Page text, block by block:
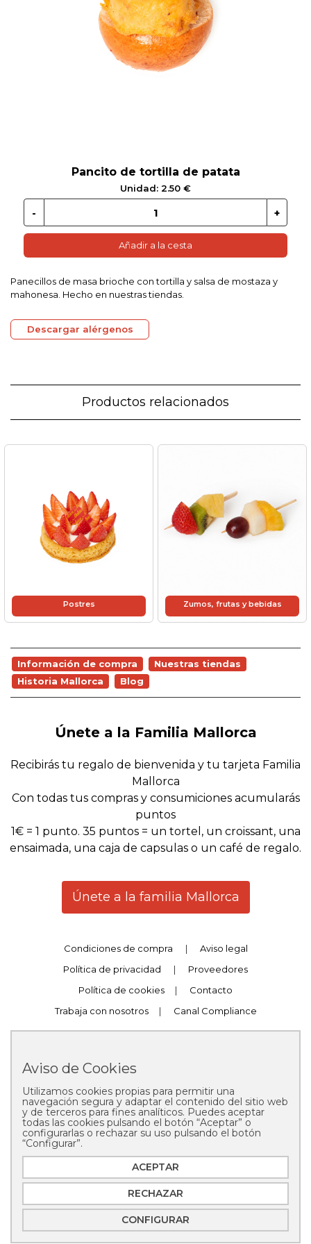
Pancito de tortilla de patata
Unidad: 2.50 €
Añadir a la cesta
Panecillos de masa brioche con tortilla y salsa de mostaza y
mahonesa. Hecho en nuestras tiendas.
Descargar alérgenos
Productos relacionados
Postres Zumos, frutas y bebidas
Información de compra
Nuestras tiendas
Historia Mallorca
Blog
Únete a la Familia Mallorca
Recibirás tu regalo de bienvenida y tu tarjeta Familia
Mallorca
Con todas tus compras y consumiciones acumularás
puntos
1€ = 1 punto. 35 puntos = un tortel, un croissant, una
ensaimada, una caja de capsulas o un café de regalo.
Únete a la familia Mallorca
Condiciones de compra |
Aviso legal
Política de privacidad
|
Proveedores
Política de cookies
|
Contacto
Trabaja con nosotros
| Canal Compliance
Copyright © 2025 Pastelería Mallorca
Aviso de Cookies
Utilizamos cookies propias para permitir una
navegación segura y adaptar el contenido del sitio web
y de terceros para fines analíticos. Puedes aceptar
todas las cookies pulsando el botón “Aceptar” o
configurarlas o rechazar su uso pulsando el botón
“Configurar”.
ACEPTAR
RECHAZAR
CONFIGURAR